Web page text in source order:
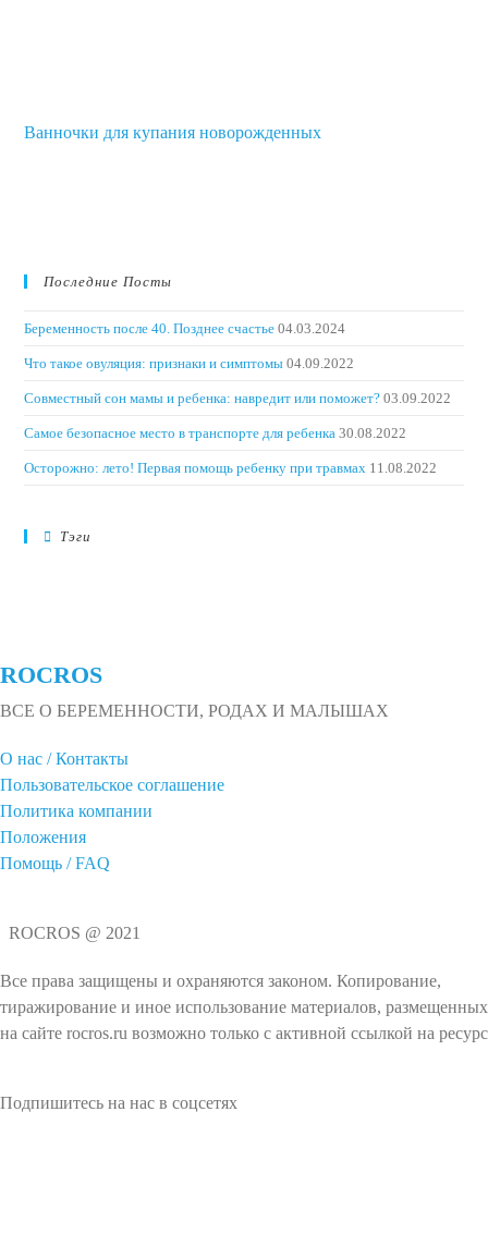
Ванночки для купания новорожденных
Последние Посты
Беременность после 40. Позднее счастье 04.03.2024
Что такое овуляция: признаки и симптомы 04.09.2022
Совместный сон мамы и ребенка: навредит или поможет? 03.09.2022
Самое безопасное место в транспорте для ребенка 30.08.2022
Осторожно: лето! Первая помощь ребенку при травмах 11.08.2022
Тэги
ROCROS
ВСЕ О БЕРЕМЕННОСТИ, РОДАХ И МАЛЫШАХ
О нас / Контакты
Пользовательское соглашение
Политика компании
Положения
Помощь / FAQ
ROCROS @ 2021
Все права защищены и охраняются законом. Копирование,
тиражирование и иное использование материалов, размещенных
на сайте rocros.ru возможно только с активной ссылкой на ресурс
Подпишитесь на нас в соцсетях